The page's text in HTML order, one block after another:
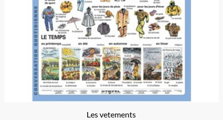
Les vetements